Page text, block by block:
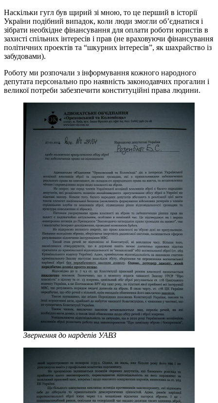
Наскільки гугл був щирий зі мною, то це перший в історії
України подібний випадок, коли люди змогли об’єднатися і
зібрати необхідне фінансування для оплати роботи юристів в
захисті спільних інтересів і прав (не враховуючи фінансування
політичних проектів та “шкурних інтересів”, як шахрайство із
забудовами).
Роботу ми розпочали з інформування кожного народного
депутата персонально про наявність законодавчих прогалин і
великої потреби забезпечити конституційні права людини.
Звернення до нардепів УАВЗ